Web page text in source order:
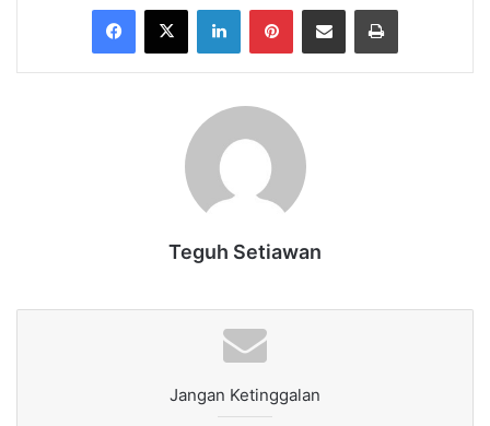
Facebook
X LinkedInPinterestShare via Email Print
Teguh Setiawan
Jangan Ketinggalan